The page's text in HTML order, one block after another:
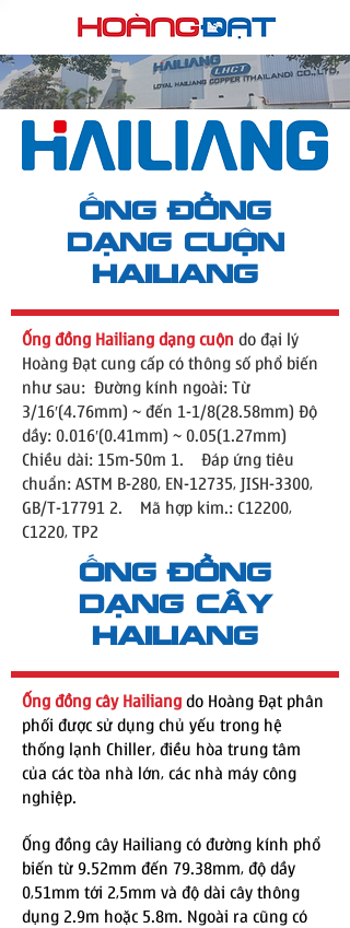
​Ống đồng
DẠNG CUỘN
HAILIANG
Ống đồng Hailiang dạng cuộn do đại lý
Hoàng Đạt cung cấp có thông số phổ biến
như sau: ​ Đường kính ngoài: Từ
3/16′(4.76mm) ~ đến 1-1/8(28.58mm) Độ
dầy: 0.016′(0.41mm) ~ 0.05(1.27mm)
Chiều dài: 15m-50m 1. Đáp ứng tiêu
chuẩn: ASTM B-280, EN-12735, JISH-3300,
GB/T-17791 2. Mã hợp kim.: C12200,
C1220, TP2
​Ống đồng
DẠNG CÂY
HAILIANG
Ống đồng cây Hailiang do Hoàng Đạt phân
phối được sử dụng chủ yếu trong hệ
thống lạnh Chiller, điều hòa trung tâm
của các tòa nhà lớn, các nhà máy công
nghiệp.
Ống đồng cây Hailiang có đường kính phổ
biến từ 9.52mm đến 79.38mm, độ dầy
0,51mm tới 2,5mm và độ dài cây thông
dụng 2.9m hoặc 5.8m. Ngoài ra cũng có